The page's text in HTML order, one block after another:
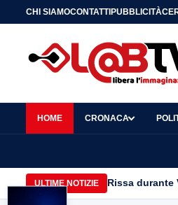
CHI SIAMOCONTATTIPUBBLICITÀ
HOME CRONACA
ULTIME NOTIZIE Rissa durante